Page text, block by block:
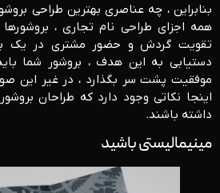
بنابراین ، چه عناصری بهترین طراحی
همه اجزای طراحی نام تجاری ،
تقویت گردش و حضور مشتری در یک
دستیابی به این هدف ، بروشور شما
موفقیت پشت سر بگذارد ، در غیر این
اینجا نکاتی وجود دارد که طراحان
داشته باشند.
مینیمالیستی باشید